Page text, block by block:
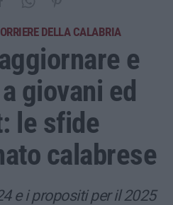
DELLA CALABRIA
e
giovani ed
le sfide
calabrese
e i propositi per il 2025